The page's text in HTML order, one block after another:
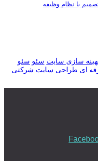
با نظام وظیفه
سازی سایت سئو سئو
ای طراحی سایت شرکتی